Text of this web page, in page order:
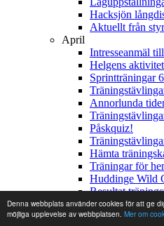
Denna webbplats använder cookies för att ge
möjliga upplevelse av webbplatsen. Mer om
Hacksjön
Aktuellt från
April
Intresseanmäl
Helgens
Sprintträningar
Annorlunda
Påskquiz!
Hämta
Träningar för
Huddinge Wild
Resultat
Extraträningar i
Mars